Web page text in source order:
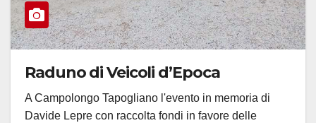
Raduno di Veicoli d’Epoca
A Campolongo Tapogliano l'evento in memoria di
Davide Lepre con raccolta fondi in favore delle